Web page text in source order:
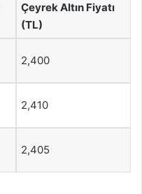
Çeyrek Altın Fiyatı
(TL)
2,400
2,410
2,405